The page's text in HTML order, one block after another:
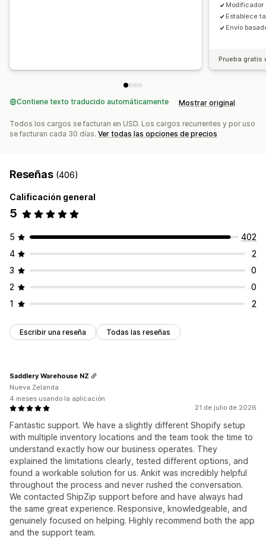
Modificador
Establece
Envío
Prueba gratis
Contiene texto traducido automáticamente Mostrar original
Todos los cargos se facturan en USD. Los cargos recurrentes y por uso
se facturan cada 30 días. Ver todas las opciones de precios
Reseñas (406)
Calificación general
5
5
402
4
2
3
0
2
0
1
2
Escribir una reseña Todas las reseñas
21 de julio de 2026
Fantastic support. We have a slightly different Shopify setup
with multiple inventory locations and the team took the time to
understand exactly how our business operates. They
explained the limitations clearly, tested different options, and
found a workable solution for us. Ankit was incredibly helpful
throughout the process and never rushed the conversation.
We contacted ShipZip support before and have always had
the same great experience. Responsive, knowledgeable, and
genuinely focused on helping. Highly recommend both the app
and the support team.
Saddlery Warehouse NZ
Nueva Zelanda
4 meses usando la aplicación